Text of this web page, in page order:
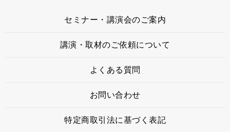
セミナー・講演会のご案内
講演・取材のご依頼について
よくある質問
お問い合わせ
特定商取引法に基づく表記